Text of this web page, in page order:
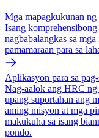
Mga mapagkukunan
Isang
nagbabalangkas sa
pamamaraan para sa
Aplikasyon para sa
Nag-aalok ang HRC ng
upang suportahan ang
aming misyon at mga
makukuha sa isang
pondo.